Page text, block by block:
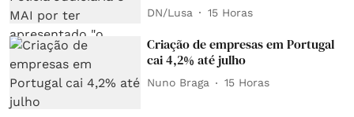
DN/Lusa 15 Horas
Criação de empresas em Portugal
cai 4,2% até julho
Nuno Braga 15 Horas